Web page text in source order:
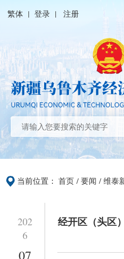
繁体 | 登录 | 注册
当前位置： 首页 /要闻 /维泰
202
6
07
经开区（头区